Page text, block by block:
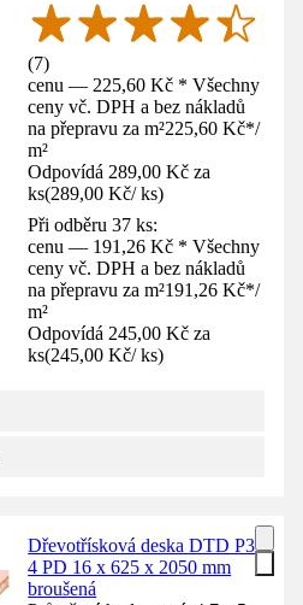
(7)
cenu — 225,60 Kč * Všechny
ceny vč. DPH a bez nákladů
na přepravu za m²225,60 Kč*/
m²
Odpovídá 289,00 Kč za
ks(289,00 Kč/ ks)
Při odběru 37 ks:
cenu — 191,26 Kč * Všechny
ceny vč. DPH a bez nákladů
na přepravu za m²191,26 Kč*/
m²
Odpovídá 245,00 Kč za
ks(245,00 Kč/ ks)
Dřevotřísková deska DTD P3
4 PD 16 x 625 x 2050 mm
broušená